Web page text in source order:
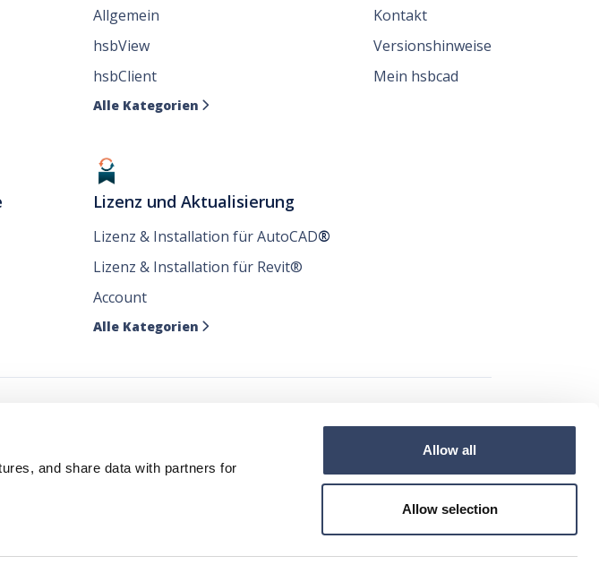
and share data with partners for
Allow all
Allow selection
Allgemein
hsbView
hsbClient
Alle Kategorien 
Lizenz und Aktualisierung
Lizenz & Installation für AutoCAD®
Lizenz & Installation für Revit®
Account
Alle Kategorien 
Kontakt
Versionshinweise
Mein hsbcad
dort
 